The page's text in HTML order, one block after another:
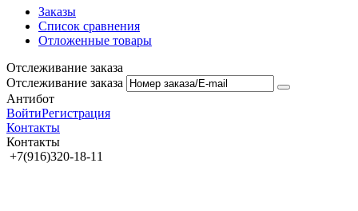
Заказы
Список сравнения
Отложенные товары
Отслеживание заказа
Отслеживание заказа
Антибот
ВойтиРегистрация
Контакты
Контакты
+7(916)320-18-11